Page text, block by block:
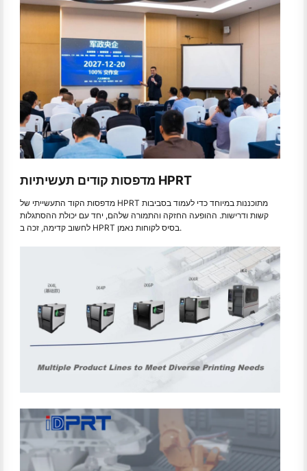
מדפסות קודים תעשיתיות HPRT
מדפסות הקוד התעשייתי של HPRT מתוכננות במיוחד כדי לעמוד בסביבות
קשות ודרישות. ההופעה החזקה והתמורה שלהם, יחד עם יכולת ההסתגלות
לחשוב קדימה, זכה ב HPRT בסיס לקוחות נאמן.